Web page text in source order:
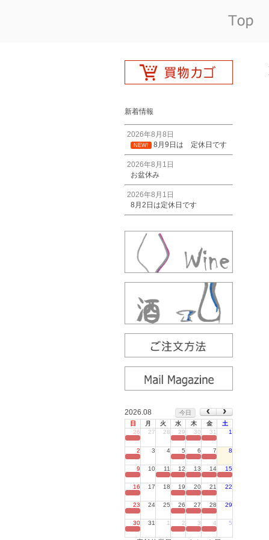
新着情報
2026年8月8日
NEW! 8月9日は 定休日です
2026年8月1日
お盆休み
2026年8月1日
8月2日は定休日です
2026.08
今日
日
月 火 水 木 金
土
26
27 28 29 30 31 1
2 3 4 5 6 7 8
9 10 11 12 13 14 15
16 17 18 19 20 21 22
23 24 25 26 27 28 29
30 31 1 2 3 4 5